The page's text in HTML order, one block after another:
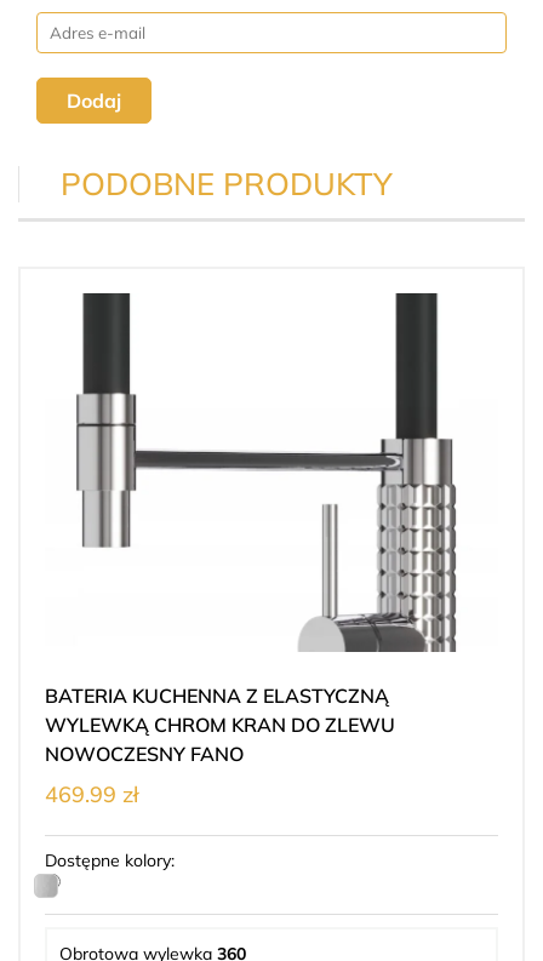
Dodaj
PODOBNE PRODUKTY
BATERIA KUCHENNA Z ELASTYCZNĄ
WYLEWKĄ CHROM KRAN DO ZLEWU
NOWOCZESNY FANO
469.99 zł
Dostępne kolory:
Obrotowa wylewka 360